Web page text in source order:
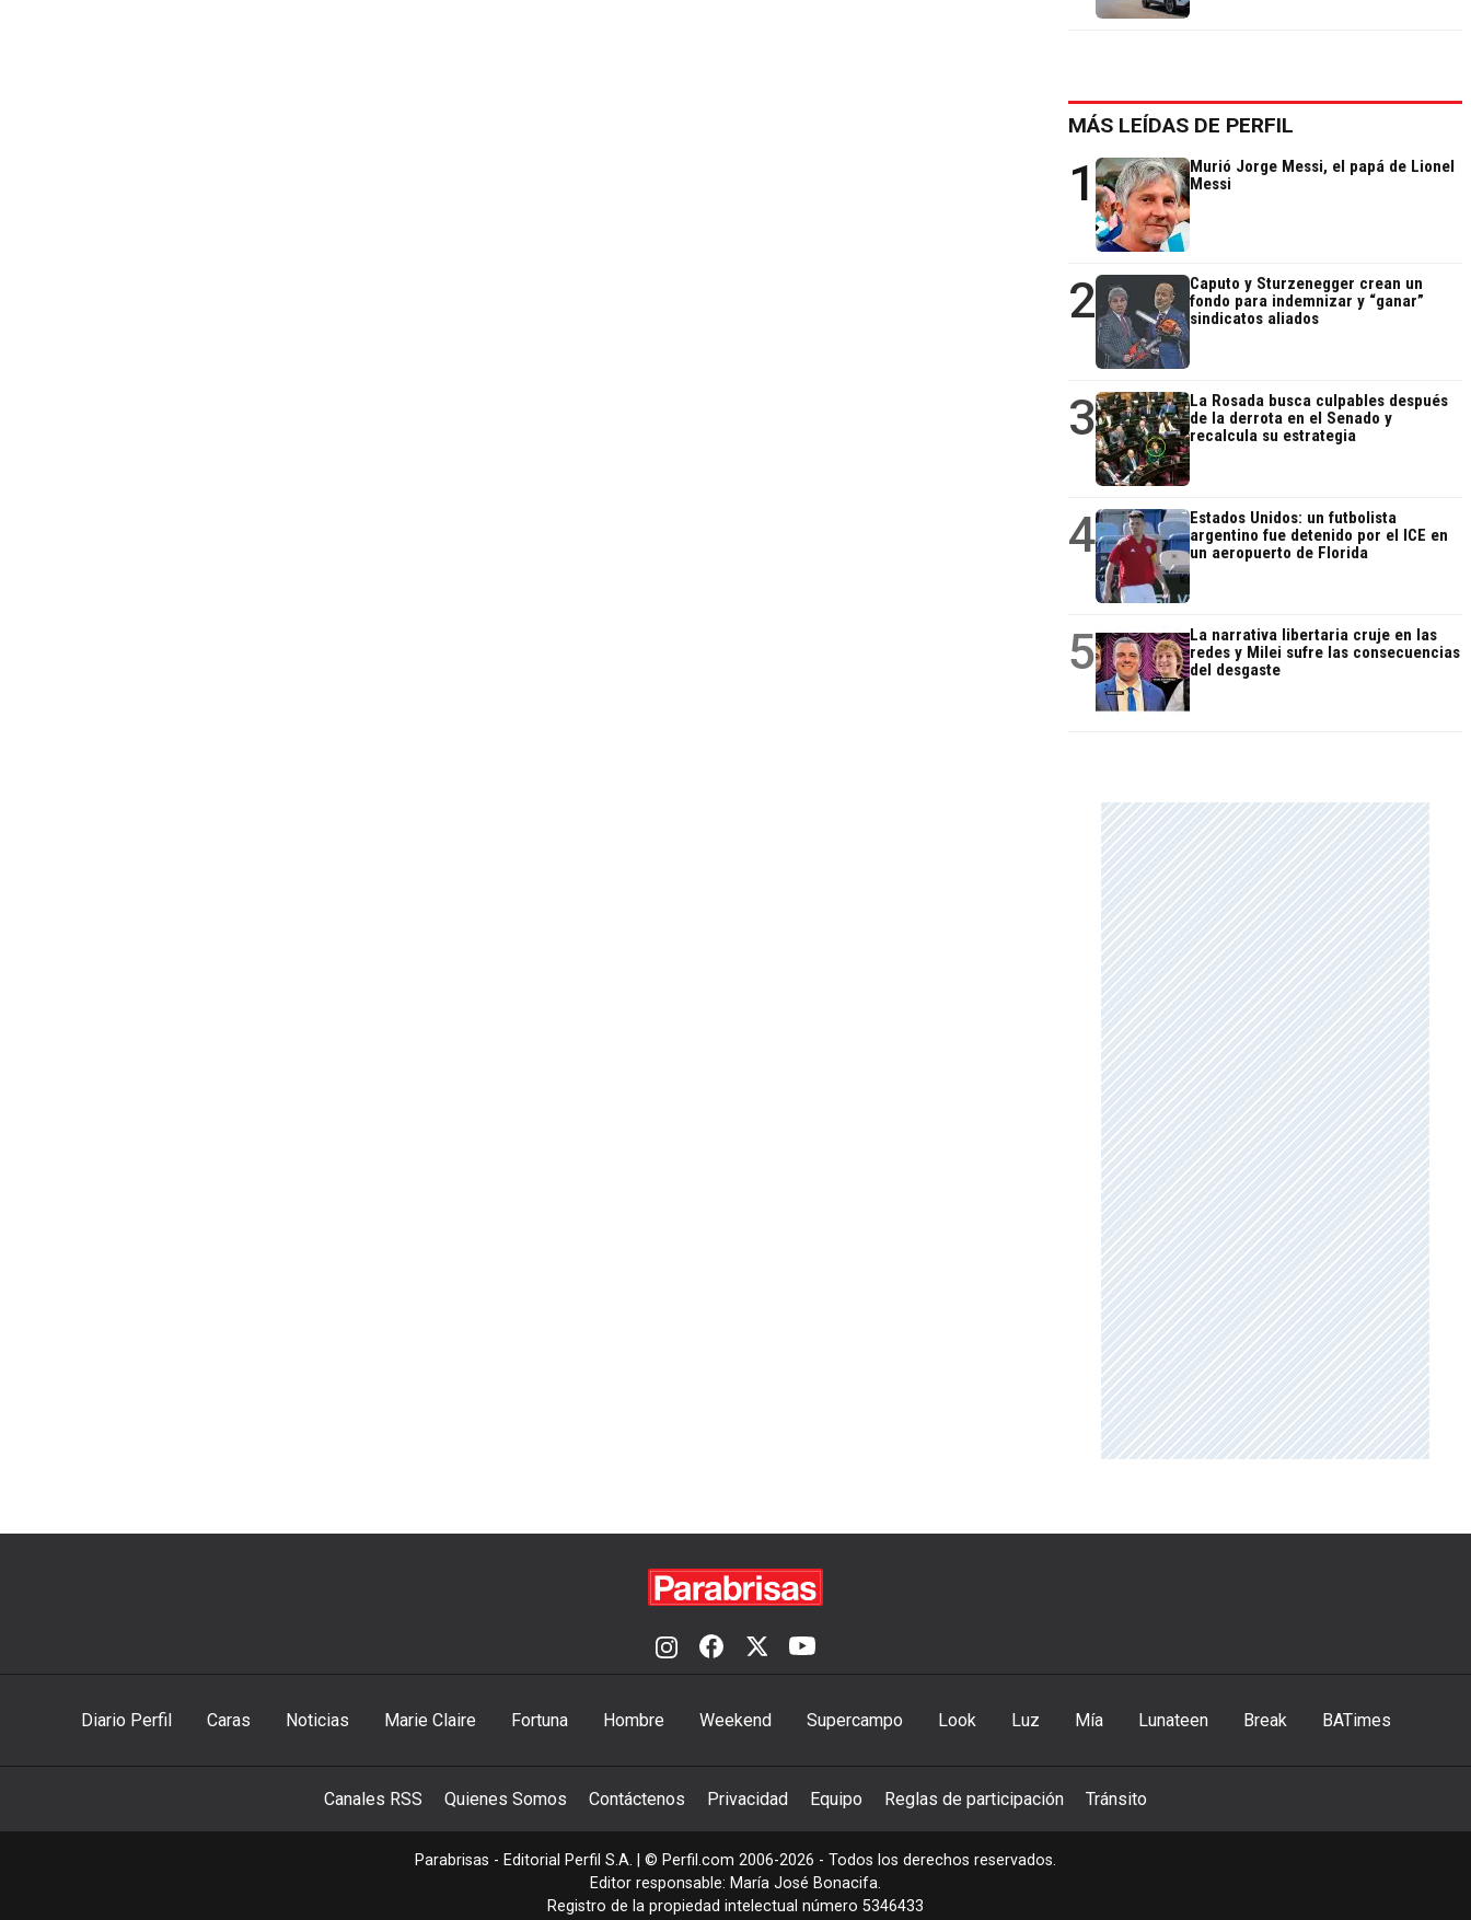
MÁS LEÍDAS DE PERFIL
1
Murió Jorge Messi, el papá de Lionel
Messi
2
Caputo y Sturzenegger crean un
fondo para indemnizar y “ganar”
sindicatos aliados
3
La Rosada busca culpables después
de la derrota en el Senado y
recalcula su estrategia
4
Estados Unidos: un futbolista
argentino fue detenido por el ICE en
un aeropuerto de Florida
5
La narrativa libertaria cruje en las
redes y Milei sufre las consecuencias
del desgaste
Diario Perfil Caras Noticias Marie Claire Fortuna Hombre Weekend Supercampo Look Luz Mía Lunateen Break BATimes
Canales RSS Quienes Somos Contáctenos Privacidad Equipo Reglas de participación Tránsito
Parabrisas - Editorial Perfil S.A. | © Perfil.com 2006-2026 - Todos los derechos reservados.
Editor responsable: María José Bonacifa.
Registro de la propiedad intelectual número 5346433